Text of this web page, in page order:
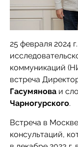
25 февраля 2024
коммуникаций
встреча
Гасумянова и
Чарногурского.
Встреча в
консультаций,